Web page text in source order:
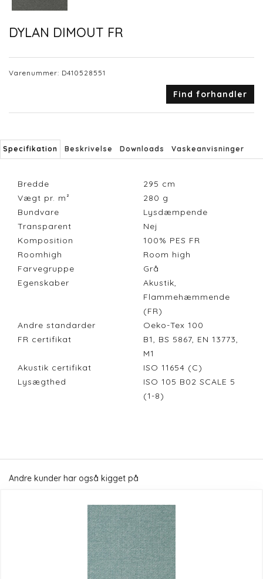
DYLAN DIMOUT FR
Varenummer: D410528551
Find forhandler
Specifikation Beskrivelse Downloads Vaskeanvisninger
Bredde 295 cm
Vægt pr. m²
280 g
Bundvare
Lysdæmpende
Transparent
Nej
Komposition
100% PES FR
Roomhigh
Room high
Farvegruppe
Grå
Egenskaber
Akustik,
Flammehæmmende
(FR)
Andre standarder
Oeko-Tex 100
FR certifikat
B1, BS 5867, EN 13773,
M1
Akustik certifikat
ISO 11654 (C)
Lysægthed
ISO 105 B02 SCALE 5
(1-8)
Andre kunder har også kigget på